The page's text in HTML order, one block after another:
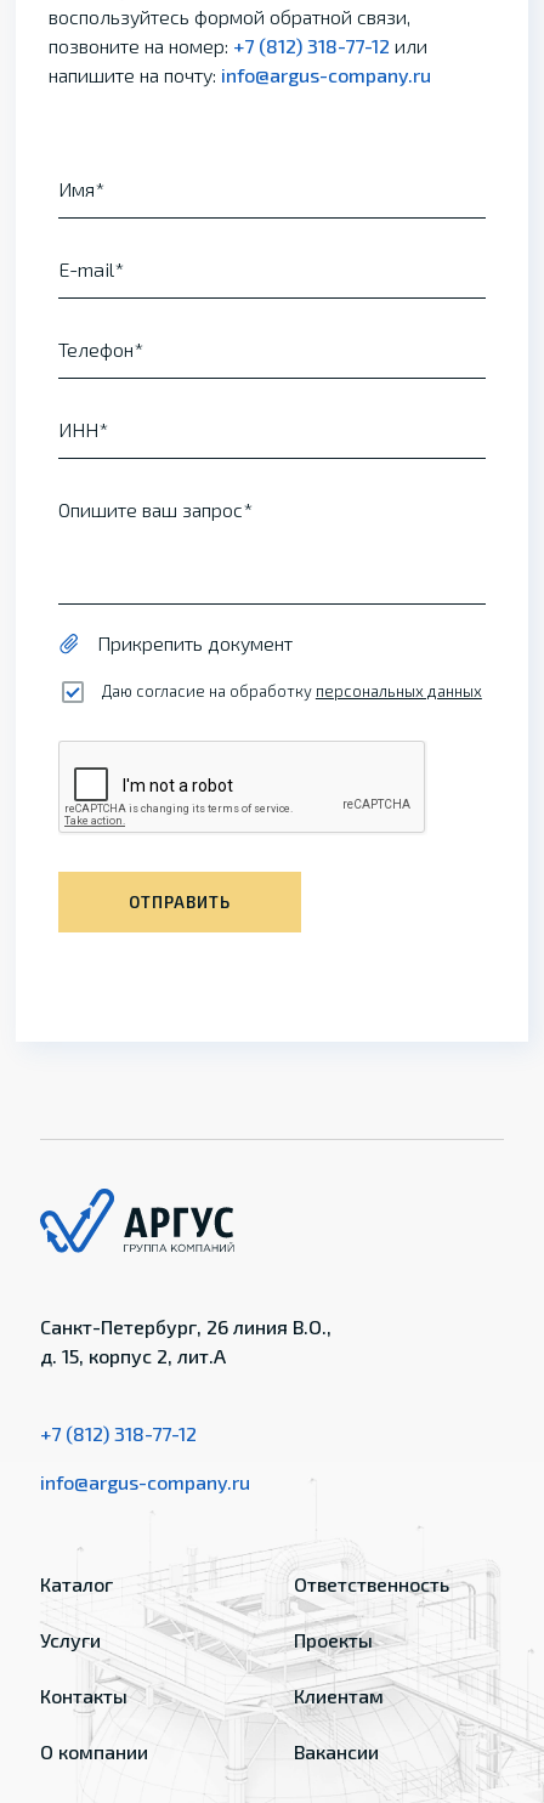
воспользуйтесь формой обратной связи,
позвоните на номер: +7 (812) 318-77-12 или
напишите на почту: info@argus-company.ru
Имя
E-mail
Телефон
ИНН
Опишите ваш запрос
Прикрепить документ
Даю согласие на обработку персональных данных
ОТПРАВИТЬ
Санкт-Петербург, 26 линия В.О.,
д. 15, корпус 2, лит.А
+7 (812) 318-77-12
info@argus-company.ru
Каталог
Услуги
Контакты
О компании
Ответственность
Проекты
Клиентам
Вакансии